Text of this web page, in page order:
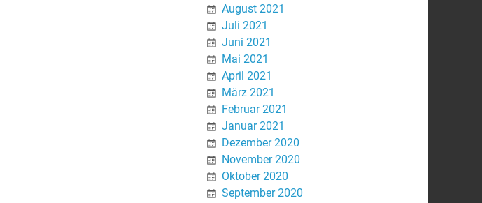
August 2021
Juli 2021
Juni 2021
Mai 2021
April 2021
März 2021
Februar 2021
Januar 2021
Dezember 2020
November 2020
Oktober 2020
September 2020